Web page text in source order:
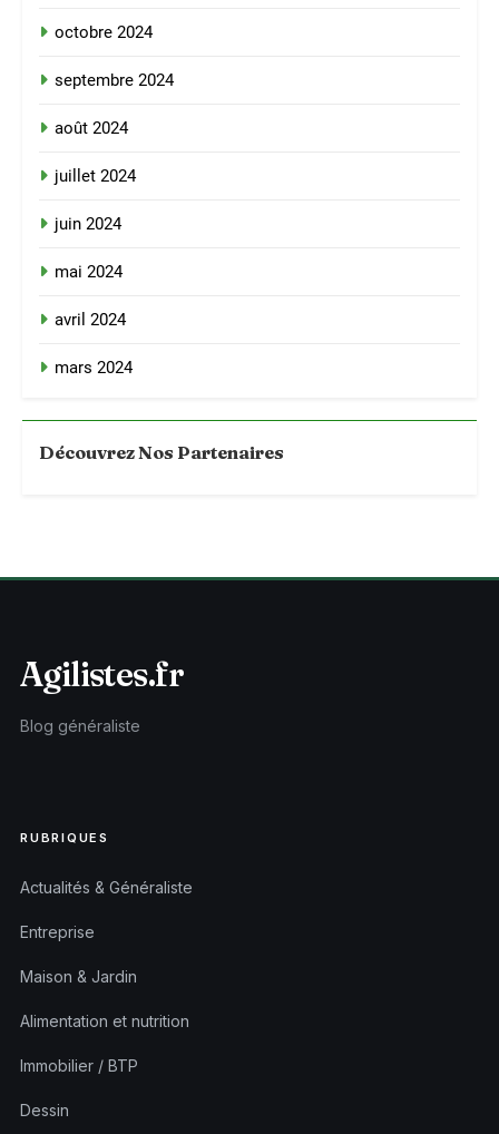
octobre 2024
septembre 2024
août 2024
juillet 2024
juin 2024
mai 2024
avril 2024
mars 2024
Découvrez Nos Partenaires
Agilistes.fr
Blog généraliste
RUBRIQUES
Actualités & Généraliste
Entreprise
Maison & Jardin
Alimentation et nutrition
Immobilier / BTP
Dessin